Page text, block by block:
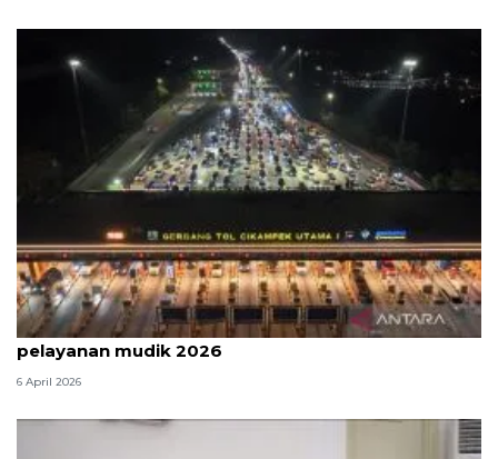
Survei: 88,8 persen responden puas dengan
pelayanan mudik 2026
6 April 2026